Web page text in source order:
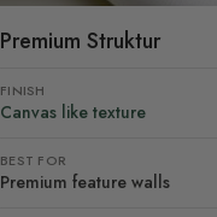
Premium Struktur
FINISH
Canvas like texture
BEST FOR
Premium feature walls